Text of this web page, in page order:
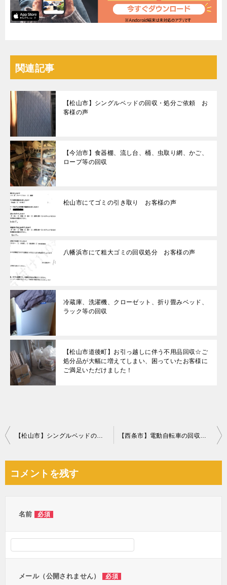
関連記事
【松山市】シングルベッドの回収・処分ご依頼 お
客様の声
【今治市】食器棚、流し台、桶、虫取り網、かご、
ロープ等の回収
松山市にてゴミの引き取り お客様の声
八幡浜市にて粗大ゴミの回収処分 お客様の声
冷蔵庫、洗濯機、クローゼット、折り畳みベッド、
ラック等の回収
【松山市道後町】お引っ越しに伴う不用品回収☆ご
処分品が大幅に増えてしまい、困っていたお客様に
ご満足いただけました！
投
ビ
【松山市】シングルベッドの枠のみの回収・処分ご依頼 お客様の声 【西条市】電動自転車の回収・処分ご依頼 お客様の声
コメントを残す
名前 必須
メール（公開されません） 必須